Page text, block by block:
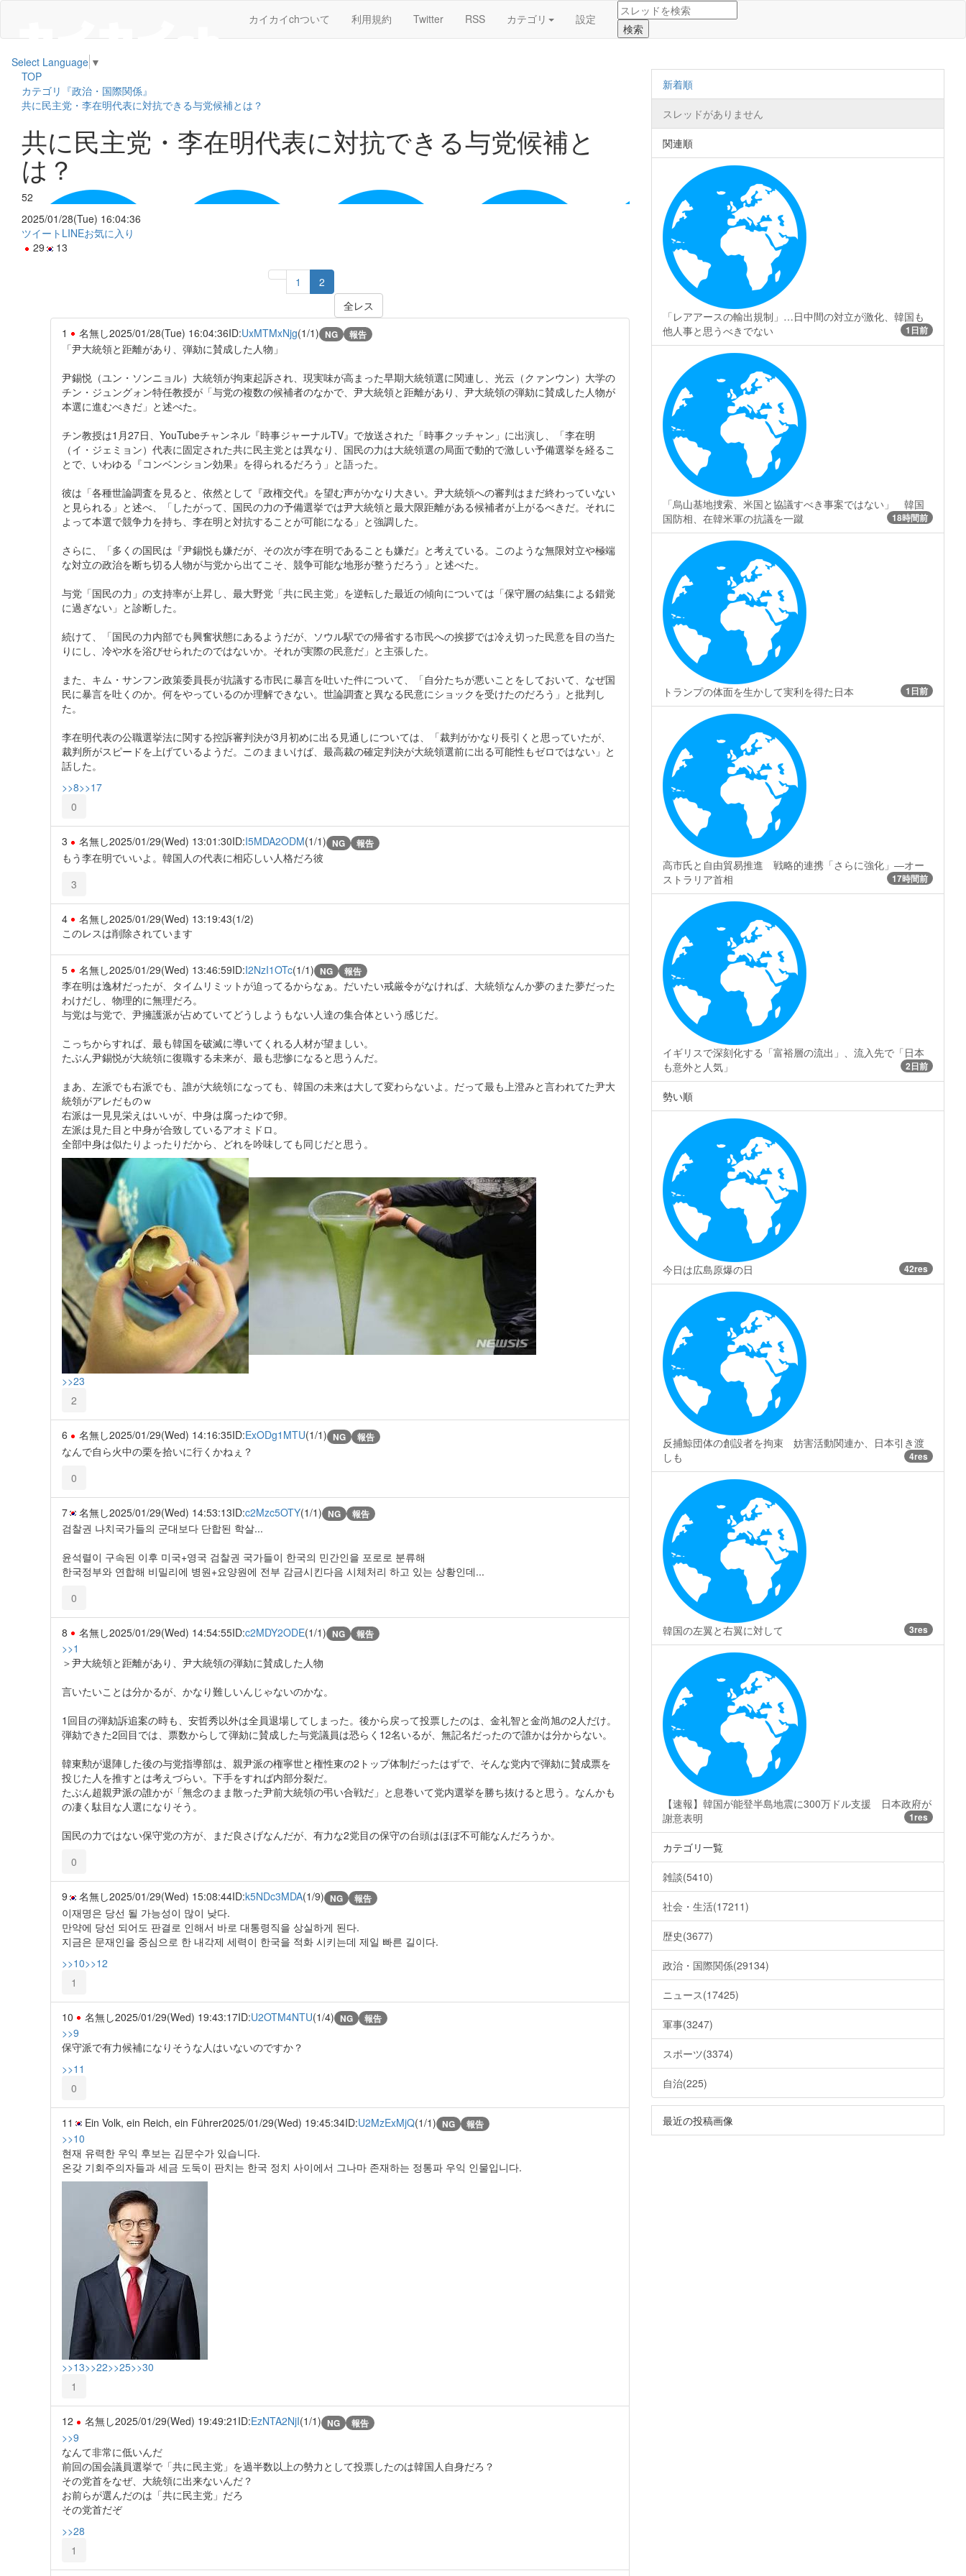
カイカイchついて 利用規約 Twitter RSS カテゴリ 設定
Select Language ▼
TOP
カテゴリ『政治・国際関係』
共に民主党・李在明代表に対抗できる与党候補とは？
共に民主党・李在明代表に対抗できる与党候補と
は？
52
2025/01/28(Tue) 16:04:36
ツイート LINEお気に入り
29
13
1
2
全レス
1
名無し2025/01/28(Tue) 16:04:36ID:UxMTMxNjg(1/1) NG 報告
「尹大統領と距離があり、弾劾に賛成した人物」
尹錫悦（ユン・ソンニョル）大統領が拘束起訴され、現実味が高まった早期大統領選に関連し、光云（クァンウン）大学の
チン・ジュングォン特任教授が「与党の複数の候補者のなかで、尹大統領と距離があり、尹大統領の弾劾に賛成した人物が
本選に進むべきだ」と述べた。
チン教授は1月27日、YouTubeチャンネル『時事ジャーナルTV』で放送された「時事クッチャン」に出演し、「李在明
（イ・ジェミョン）代表に固定された共に民主党とは異なり、国民の力は大統領選の局面で動的で激しい予備選挙を経るこ
とで、いわゆる『コンベンション効果』を得られるだろう」と語った。
彼は「各種世論調査を見ると、依然として『政権交代』を望む声がかなり大きい。尹大統領への審判はまだ終わっていない
と見られる」と述べ、「したがって、国民の力の予備選挙では尹大統領と最大限距離がある候補者が上がるべきだ。それに
よって本選で競争力を持ち、李在明と対抗することが可能になる」と強調した。
さらに、「多くの国民は『尹錫悦も嫌だが、その次が李在明であることも嫌だ』と考えている。このような無限対立や極端
な対立の政治を断ち切る人物が与党から出てこそ、競争可能な地形が整うだろう」と述べた。
与党「国民の力」の支持率が上昇し、最大野党「共に民主党」を逆転した最近の傾向については「保守層の結集による錯覚
に過ぎない」と診断した。
続けて、「国民の力内部でも興奮状態にあるようだが、ソウル駅での帰省する市民への挨拶では冷え切った民意を目の当た
りにし、冷や水を浴びせられたのではないか。それが実際の民意だ」と主張した。
また、キム・サンフン政策委員長が抗議する市民に暴言を吐いた件について、「自分たちが悪いことをしておいて、なぜ国
民に暴言を吐くのか。何をやっているのか理解できない。世論調査と異なる民意にショックを受けたのだろう」と批判し
た。
李在明代表の公職選挙法に関する控訴審判決が3月初めに出る見通しについては、「裁判がかなり長引くと思っていたが、
裁判所がスピードを上げているようだ。このままいけば、最高裁の確定判決が大統領選前に出る可能性もゼロではない」と
話した。
>>8>>17
0
3 名無し2025/01/29(Wed) 13:01:30ID:I5MDA2ODM(1/1) NG 報告
もう李在明でいいよ。韓国人の代表に相応しい人格だろ彼
3
4 名無し2025/01/29(Wed) 13:19:43(1/2)
このレスは削除されています
5 名無し2025/01/29(Wed) 13:46:59ID:I2NzI1OTc(1/1) NG 報告
李在明は逸材だったが、タイムリミットが迫ってるからなぁ。だいたい戒厳令がなければ、大統領なんか夢のまた夢だった
わけだし、物理的に無理だろ。
与党は与党で、尹擁護派が占めていてどうしようもない人達の集合体という感じだ。
こっちからすれば、最も韓国を破滅に導いてくれる人材が望ましい。
たぶん尹錫悦が大統領に復職する未来が、最も悲惨になると思うんだ。
まあ、左派でも右派でも、誰が大統領になっても、韓国の未来は大して変わらないよ。だって最も上澄みと言われてた尹大
統領がアレだものｗ
右派は一見見栄えはいいが、中身は腐ったゆで卵。
左派は見た目と中身が合致しているアオミドロ。
全部中身は似たりよったりだから、どれを吟味しても同じだと思う。
>>23
2
6 名無し2025/01/29(Wed) 14:16:35ID:ExODg1MTU(1/1) NG 報告
なんで自ら火中の栗を拾いに行くかねぇ？
0
7 名無し2025/01/29(Wed) 14:53:13ID:c2Mzc5OTY(1/1) NG 報告
검찰권 나치국가들의 군대보다 단합된 학살...
윤석렬이 구속된 이후 미국+영국 검찰권 국가들이 한국의 민간인을 포로로 분류해
한국정부와 연합해 비밀리에 병원+요양원에 전부 감금시킨다음 시체처리 하고 있는 상황인데...
0
8 名無し2025/01/29(Wed) 14:54:55ID:c2MDY2ODE(1/1) NG 報告
>>1
＞尹大統領と距離があり、尹大統領の弾劾に賛成した人物
言いたいことは分かるが、かなり難しいんじゃないのかな。
1回目の弾劾訴追案の時も、安哲秀以外は全員退場してしまった。後から戻って投票したのは、金礼智と金尚旭の2人だけ。
弾劾できた2回目では、票数からして弾劾に賛成した与党議員は恐らく12名いるが、無記名だったので誰かは分からない。
韓東勲が退陣した後の与党指導部は、親尹派の権寧世と権性東の2トップ体制だったはずで、そんな党内で弾劾に賛成票を
投じた人を推すとは考えづらい。下手をすれば内部分裂だ。
たぶん超親尹派の誰かが「無念のまま散った尹前大統領の弔い合戦だ」と息巻いて党内選挙を勝ち抜けると思う。なんかも
の凄く駄目な人選になりそう。
国民の力ではない保守党の方が、まだ良さげなんだが、有力な2党目の保守の台頭はほぼ不可能なんだろうか。
0
9 名無し2025/01/29(Wed) 15:08:44ID:k5NDc3MDA(1/9) NG 報告
이재명은 당선 될 가능성이 많이 낮다.
만약에 당선 되어도 판결로 인해서 바로 대통령직을 상실하게 된다.
지금은 문재인을 중심으로 한 내각제 세력이 한국을 적화 시키는데 제일 빠른 길이다.
>>10>>12
1
10 名無し2025/01/29(Wed) 19:43:17ID:U2OTM4NTU(1/4) NG 報告
>>9
保守派で有力候補になりそうな人はいないのですか？
>>11
0
11 Ein Volk, ein Reich, ein Führer2025/01/29(Wed) 19:45:34ID:U2MzExMjQ(1/1) NG 報告
>>10
현재 유력한 우익 후보는 김문수가 있습니다.
온갖 기회주의자들과 세금 도둑이 판치는 한국 정치 사이에서 그나마 존재하는 정통파 우익 인물입니다.
>>13>>22>>25>>30
1
12 名無し2025/01/29(Wed) 19:49:21 ID:EzNTA2NjI(1/1) NG 報告
>>9
なんて非常に低いんだ
前回の国会議員選挙で「共に民主党」を過半数以上の勢力として投票したのは韓国人自身だろ？
その党首をなぜ、大統領に出来ないんだ？
お前らが選んだのは「共に民主党」だろ
その党首だぞ
>>28
1
新着順
スレッドがありません
関連順
「レアアースの輸出規制」…日中間の対立が激化、韓国も
他人事と思うべきでない
1日前
「烏山基地捜索、米国と協議すべき事案ではない」 韓国
国防相、在韓米軍の抗議を一蹴
18時間前
トランプの体面を生かして実利を得た日本 1日前
高市氏と自由貿易推進 戦略的連携「さらに強化」―オー
ストラリア首相
17時間前
イギリスで深刻化する「富裕層の流出」、流入先で「日本
も意外と人気」
2日前
勢い順
今日は広島原爆の日 42res
反捕鯨団体の創設者を拘束 妨害活動関連か、日本引き渡
しも
4res
韓国の左翼と右翼に対して 3res
【速報】韓国が能登半島地震に300万ドル支援 日本政府が
謝意表明
1res
カテゴリ一覧
雑談(5410)
社会・生活(17211)
歴史(3677)
政治・国際関係(29134)
ニュース(17425)
軍事(3247)
スポーツ(3374)
自治(225)
最近の投稿画像